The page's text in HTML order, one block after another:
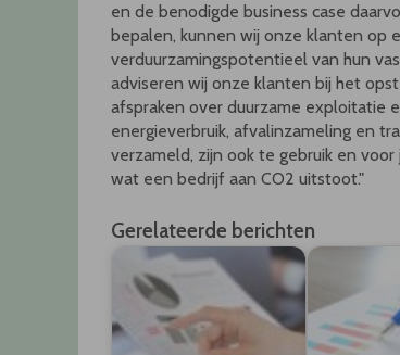
en de benodigde business case
bepalen, kunnen wij onze klanten op
verduurzamingspotentieel van hun
adviseren wij onze klanten bij het
afspraken over duurzame exploitatie
energieverbruik, afvalinzameling en
verzameld, zijn ook te gebruik en
wat een bedrijf aan CO2 uitstoot."
Gerelateerde berichten